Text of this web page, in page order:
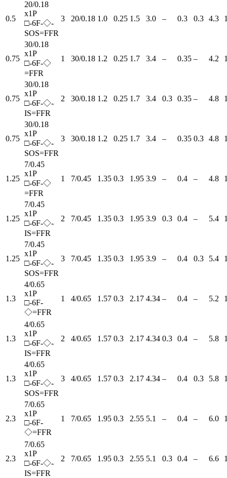
0.5
20/0.18
x1P
□-6F-◇-
SOS=FFR
3 20/0.18 1.0 0.25 1.5 3.0 – 0.3 0.3 4.3
0.75
30/0.18
x1P
□-6F-◇
=FFR
1 30/0.18 1.2 0.25 1.7 3.4 – 0.35 – 4.2
0.75
30/0.18
x1P
□-6F-◇-
IS=FFR
2 30/0.18 1.2 0.25 1.7 3.4 0.3 0.35 – 4.8
0.75
30/0.18
x1P
□-6F-◇-
SOS=FFR
3 30/0.18 1.2 0.25 1.7 3.4 – 0.35 0.3 4.8
1.25
7/0.45
x1P
□-6F-◇
=FFR
1 7/0.45 1.35 0.3 1.95 3.9 – 0.4 – 4.8
1.25
7/0.45
x1P
□-6F-◇-
IS=FFR
2 7/0.45 1.35 0.3 1.95 3.9 0.3 0.4 – 5.4
1.25
7/0.45
x1P
□-6F-◇-
SOS=FFR
3 7/0.45 1.35 0.3 1.95 3.9 – 0.4 0.3 5.4
1.3
4/0.65
x1P
□-6F-
◇=FFR
1 4/0.65 1.57 0.3 2.17 4.34 – 0.4 – 5.2
1.3
4/0.65
x1P
□-6F-◇-
IS=FFR
2 4/0.65 1.57 0.3 2.17 4.34 0.3 0.4 – 5.8
1.3
4/0.65
x1P
□-6F-◇-
SOS=FFR
3 4/0.65 1.57 0.3 2.17 4.34 – 0.4 0.3 5.8
2.3
7/0.65
x1P
□-6F-
◇=FFR
1 7/0.65 1.95 0.3 2.55 5.1 – 0.4 – 6.0
2.3
7/0.65
x1P
□-6F-◇-
IS=FFR
2 7/0.65 1.95 0.3 2.55 5.1 0.3 0.4 – 6.6